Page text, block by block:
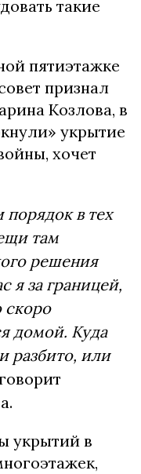
такие
пятиэтажке
признал
Козлова, в
укрытие
хочет
в тех
там
решения
я за границей,
скоро
домой. Куда
разбито, или
укрытий в